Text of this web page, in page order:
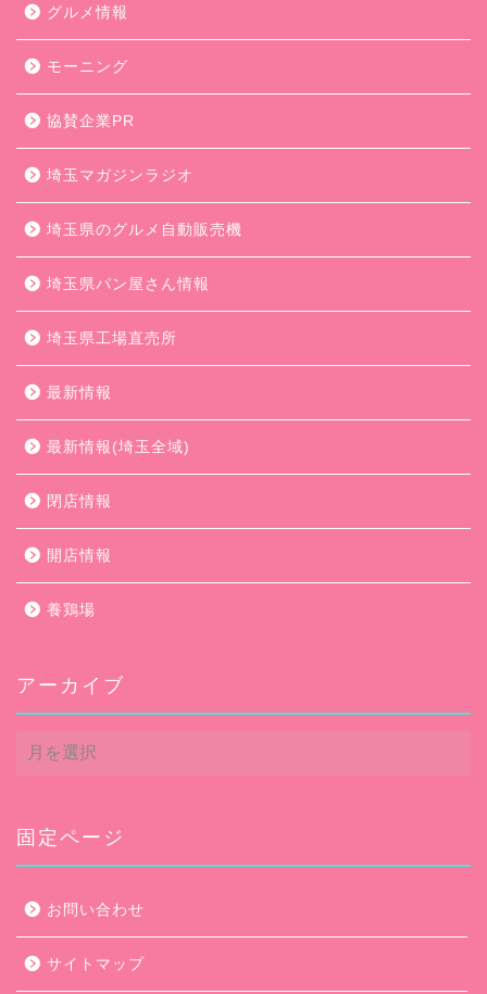
グルメ情報
モーニング
協賛企業PR
埼玉マガジンラジオ
埼玉県のグルメ自動販売機
埼玉県パン屋さん情報
埼玉県工場直売所
最新情報
最新情報(埼玉全域)
閉店情報
開店情報
養鶏場
アーカイブ
ア
ー
ブ
固定ページ
お問い合わせ
サイトマップ